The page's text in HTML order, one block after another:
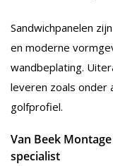
Sandwichpanelen
en moderne
wandbeplating.
leveren zoals onder
golfprofiel.
Van Beek
specialist